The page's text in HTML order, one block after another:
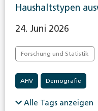
Haushaltstypen
24. Juni 2026
Forschung und Statistik
AHV Demografie
Alle Tags anzeigen